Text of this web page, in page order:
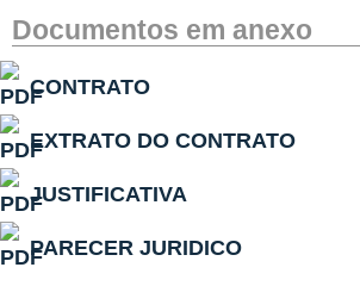
Documentos em anexo
CONTRATO
EXTRATO DO CONTRATO
JUSTIFICATIVA
PARECER JURIDICO